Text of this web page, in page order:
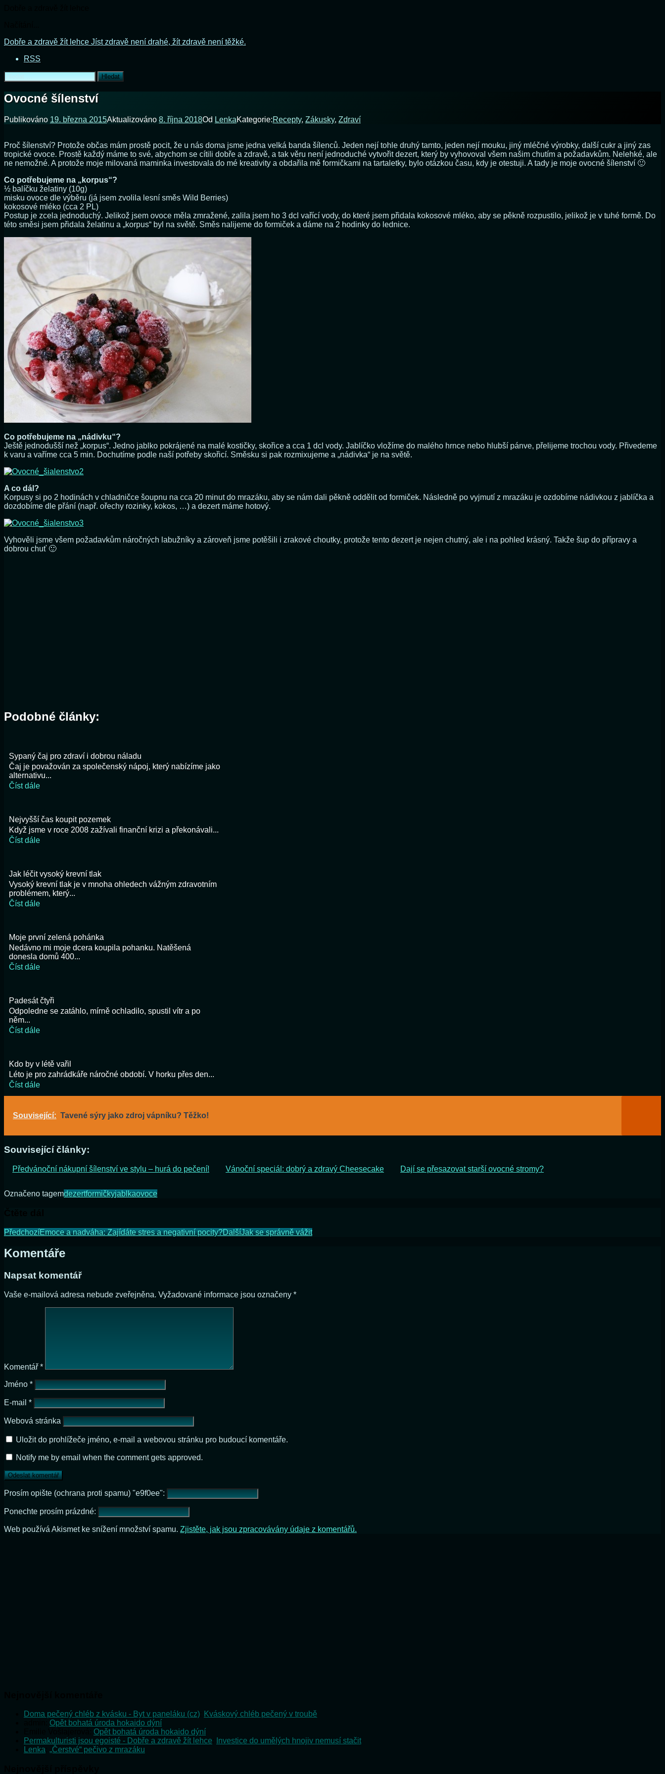
Přejít
obsahu
Dobře a zdravě žít lehce Jíst zdravě není drahé, žít zdravě není těžké.
RSS
Vyhledávání
Ovocné šílenství
Publikováno 19. března 2015Aktualizováno 8. října 2018Od LenkaKategorie:Recepty, Zákusky, Zdraví
Proč šílenství? Protože občas mám prostě pocit, že u nás doma jsme jedna velká banda šílenců. Jeden nejí tohle druhý tamto, jeden nejí mouku, jiný mléčné výrobky, další cukr a jiný zas
tropické ovoce. Prostě každý máme to své, abychom se cítili dobře a zdravě, a tak věru není jednoduché vytvořit dezert, který by vyhovoval všem našim chutím a požadavkům. Nelehké, ale
ne nemožné. A protože moje milovaná maminka investovala do mé kreativity a obdařila mě formičkami na tartaletky, bylo otázkou času, kdy je otestuji. A tady je moje ovocné šílenství 🙂
Co potřebujeme na „korpus“?
½ balíčku želatiny (10g)
misku ovoce dle výběru (já jsem zvolila lesní směs Wild Berries)
kokosové mléko (cca 2 PL)
Postup je zcela jednoduchý. Jelikož jsem ovoce měla zmražené, zalila jsem ho 3 dcl vařící vody, do které jsem přidala kokosové mléko, aby se pěkně rozpustilo, jelikož je v tuhé formě. Do
této směsi jsem přidala želatinu a „korpus“ byl na světě. Směs nalijeme do formiček a dáme na 2 hodinky do lednice.
Co potřebujeme na „nádivku“?
Ještě jednodušší než „korpus“. Jedno jablko pokrájené na malé kostičky, skořice a cca 1 dcl vody. Jablíčko vložíme do malého hrnce nebo hlubší pánve, přelijeme trochou vody. Přivedeme
k varu a vaříme cca 5 min. Dochutíme podle naší potřeby skořicí. Směsku si pak rozmixujeme a „nádivka“ je na světě.
A co dál?
Korpusy si po 2 hodinách v chladničce šoupnu na cca 20 minut do mrazáku, aby se nám dali pěkně oddělit od formiček. Následně po vyjmutí z mrazáku je ozdobíme nádivkou z jablíčka a
dozdobíme dle přání (např. ořechy rozinky, kokos, …) a dezert máme hotový.
Vyhověli jsme všem požadavkům náročných labužníky a zároveň jsme potěšili i zrakové choutky, protože tento dezert je nejen chutný, ale i na pohled krásný. Takže šup do přípravy a
dobrou chuť 🙂
Podobné články:
Sypaný čaj pro zdraví i dobrou náladu
Čaj je považován za společenský nápoj, který nabízíme jako
alternativu...
Číst dále
Nejvyšší čas koupit pozemek
Když jsme v roce 2008 zažívali finanční krizi a překonávali...
Číst dále
Jak léčit vysoký krevní tlak
Vysoký krevní tlak je v mnoha ohledech vážným zdravotním
problémem, který...
Číst dále
Moje první zelená pohánka
Nedávno mi moje dcera koupila pohanku. Natěšená
donesla domů 400...
Číst dále
Padesát čtyři
Odpoledne se zatáhlo, mírně ochladilo, spustil vítr a po
něm...
Číst dále
Kdo by v létě vařil
Léto je pro zahrádkáře náročné období. V horku přes den...
Číst dále
Související: Tavené sýry jako zdroj vápníku? Těžko!
Související články:
Předvánoční nákupní šílenství ve stylu – hurá do pečení! Vánoční speciál: dobrý a zdravý Cheesecake Dají se přesazovat starší ovocné stromy?
Označeno tagemdezertformičkyjablkaovoce
PředchozíEmoce a nadváha: Zajídáte stres a negativní pocity?DalšíJak se správně vážit
Komentáře
Napsat komentář
Vaše e-mailová adresa nebude zveřejněna. Vyžadované informace jsou označeny *
Komentář *
Jméno *
E-mail *
Webová stránka
Uložit do prohlížeče jméno, e-mail a webovou stránku pro budoucí komentáře.
Notify me by email when the comment gets approved.
Prosím opište (ochrana proti spamu) "e9f0ee":
Ponechte prosím prázdné:
Web používá Akismet ke snížení množství spamu. Zjistěte, jak jsou zpracovávány údaje z komentářů.
Doma pečený chléb z kvásku - Byt v paneláku (cz)
Kváskový chléb pečený v troubě
Opět bohatá úroda hokaido dýní
Opět bohatá úroda hokaido dýní
Permakulturisti jsou egoisté - Dobře a zdravě žít lehce
Investice do umělých hnojiv nemusí stačit
Lenka „Čerstvé“ pečivo z mrazáku